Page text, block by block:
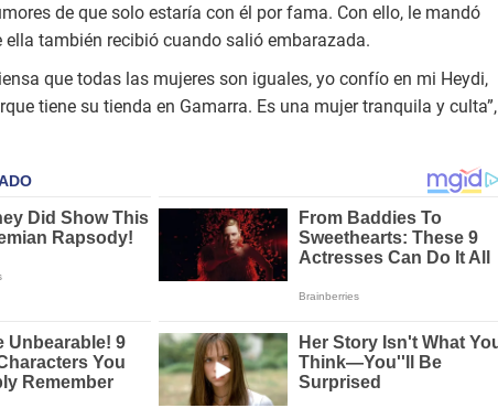
de que solo estaría con él por fama. Con ello, le mandó
ella también recibió cuando salió embarazada.
que todas las mujeres son iguales, yo confío en mi Heydi,
tiene su tienda en Gamarra. Es una mujer tranquila y culta”,